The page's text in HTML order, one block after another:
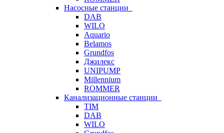
Насосные станции
DAB
WILO
Aquario
Belamos
Grundfos
Джилекс
UNIPUMP
Millennium
ROMMER
Канализационные станции
TIM
DAB
WILO